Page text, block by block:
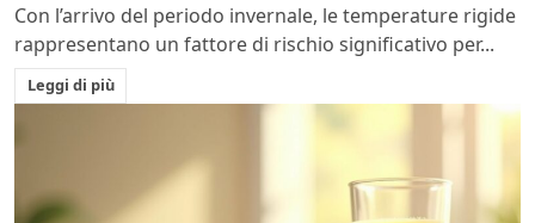
Con l’arrivo del periodo invernale, le temperature rigide
rappresentano un fattore di rischio significativo per...
Leggi di più